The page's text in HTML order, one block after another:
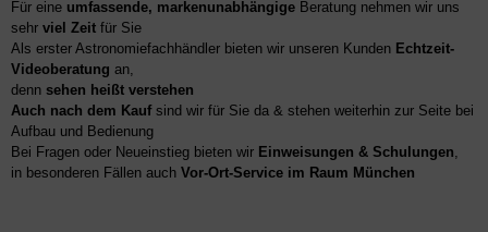
Für eine umfassende, markenunabhängige Beratung nehmen wir uns
sehr viel Zeit für Sie
Als erster Astronomiefachhändler bieten wir unseren Kunden Echtzeit-
Videoberatung an,
denn sehen heißt verstehen
Auch nach dem Kaufsind wir für Sie da & stehen weiterhin zur Seite bei
Aufbau und Bedienung
Bei Fragen oder Neueinstieg bieten wir Einweisungen & Schulungen
in besonderen Fällen auch Vor-Ort-Service im Raum München